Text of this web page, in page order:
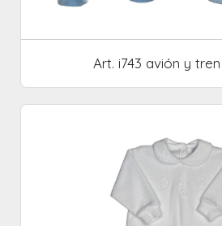
Art. i743 avión y